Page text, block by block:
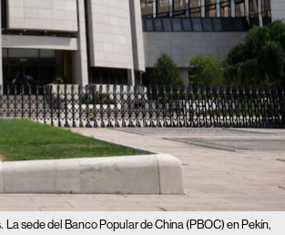
La sede del Banco Popular de China (PBOC) en Pekín,